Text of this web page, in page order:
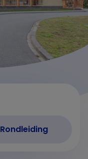
Rondleiding